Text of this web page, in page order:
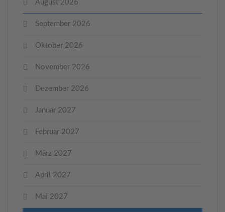
August 2026
September 2026
Oktober 2026
November 2026
Dezember 2026
Januar 2027
Februar 2027
März 2027
April 2027
Mai 2027